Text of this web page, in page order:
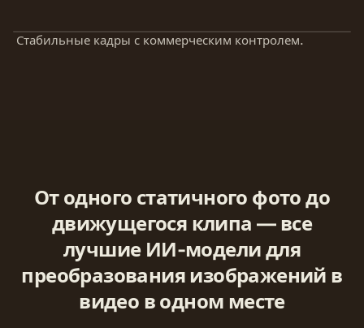
Стабильные кадры с коммерческим контролем.
От одного статичного фото до
движущегося клипа — все
лучшие ИИ-модели для
преобразования изображений в
видео в одном месте